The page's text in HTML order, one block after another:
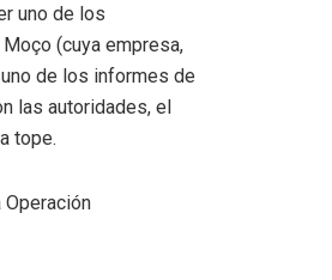
uno de los
(cuya empresa,
de los informes de
las autoridades, el
tope.
Operación